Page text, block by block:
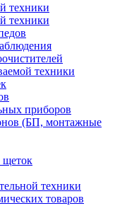
техники
техники
техники
приборов
(БП, монтажные
щеток
техники
товаров